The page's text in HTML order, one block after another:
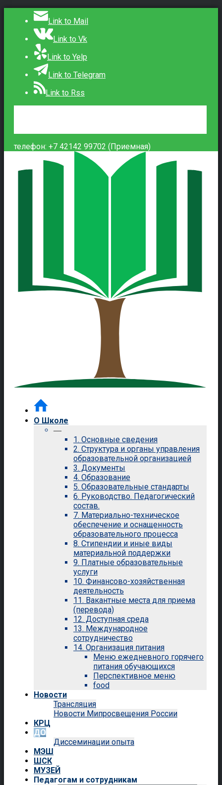
Link to Mail
Link to Vk
Link to Yelp
Link to Telegram
Link to Rss
телефон: +7 42142 99702 (Приемная)
О Школе
—
1. Основные сведения
2. Структура и органы управления
образовательной организацией
3. Документы
4. Образование
5. Образовательные стандарты
6. Руководство. Педагогический
состав.
7. Материально-техническое
обеспечение и оснащенность
образовательного процесса
8. Стипендии и иные виды
материальной поддержки
9. Платные образовательные
услуги
10. Финансово-хозяйственная
деятельность
11. Вакантные места для приема
(перевода)
12. Доступная среда
13. Международное
сотрудничество
14. Организация питания
Меню ежедневного горячего
питания обучающихся
Перспективное меню
food
Новости
Трансляция
Новости Мипросвещения России
КРЦ
ДО
Диссеминации опыта
МЭШ
ШСК
МУЗЕЙ
Педагогам и сотрудникам